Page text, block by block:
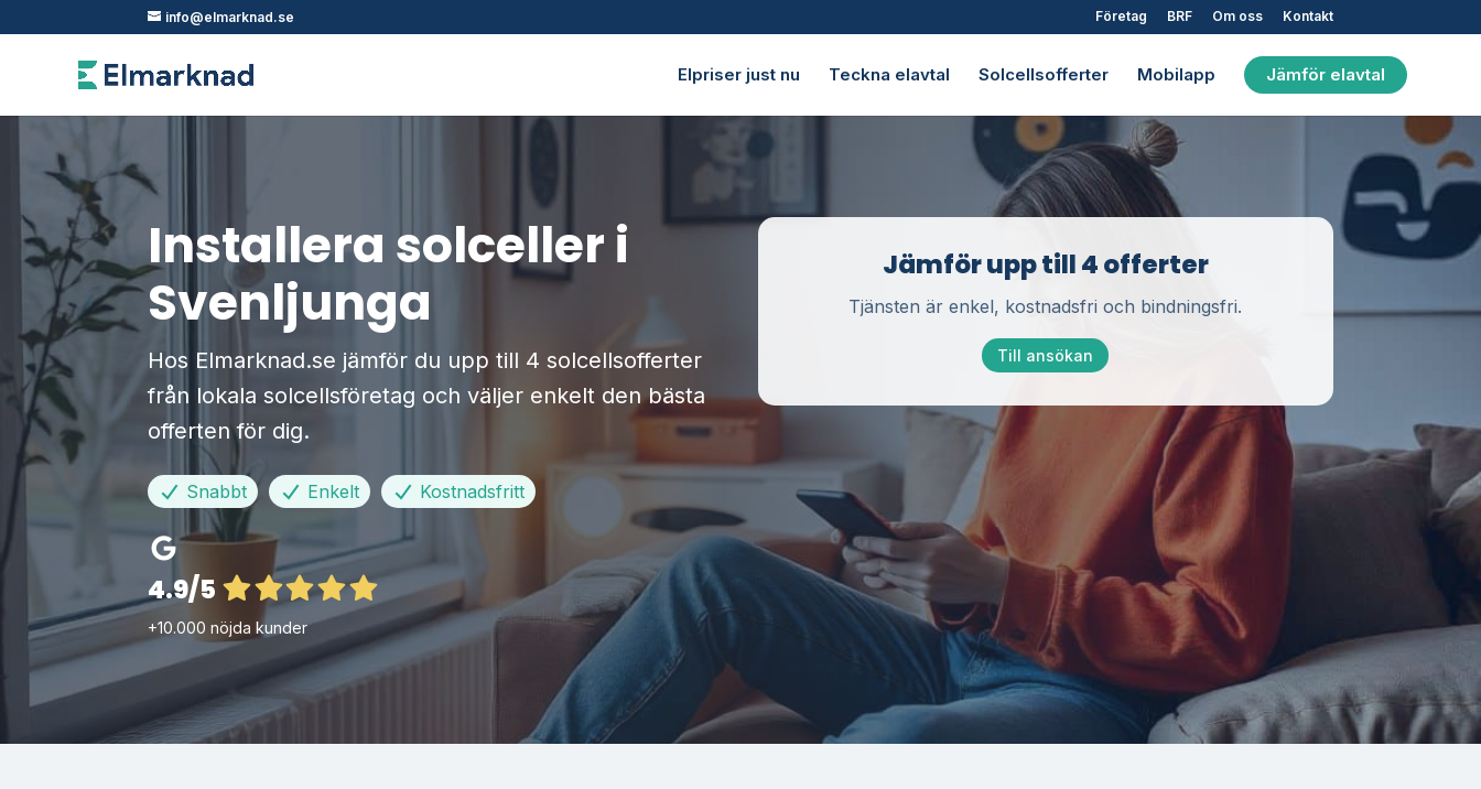
info@elmarknad.se Företag BRF Om oss Kontakt
Elpriser just nu Teckna elavtal Solcellsofferter Mobilapp Jämför elavtal
Installera solceller i
Svenljunga
Hos Elmarknad.se jämför du upp till 4 solcellsofferter
från lokala solcellsföretag och väljer enkelt den bästa
offerten för dig.
Snabbt Enkelt Kostnadsfritt
4.9/5
+10.000 nöjda kunder
Jämför upp till 4 offerter
Tjänsten är enkel, kostnadsfri och bindningsfri.
Till ansökan